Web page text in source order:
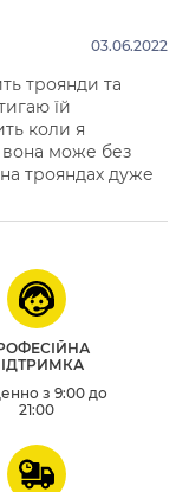
03.06.2022
троянди та
їй
коли я
вона може без
трояндах дуже
з 9:00 до
21:00